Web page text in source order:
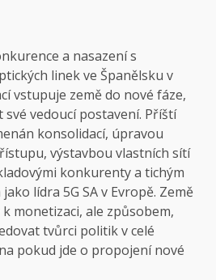
a nasazení s
linek ve Španělsku v
vstupuje země do nové fáze,
vedoucí postavení. Příští
konsolidací, úpravou
výstavbou vlastních sítí
konkurenty a tichým
lídra 5G SA v Evropě. Země
monetizaci, ale způsobem,
tvůrci politik v celé
pokud jde o propojení nové